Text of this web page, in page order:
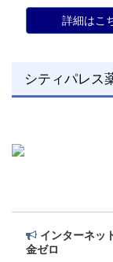
詳細はこ
シティパレス
インターネッ
金ゼロ